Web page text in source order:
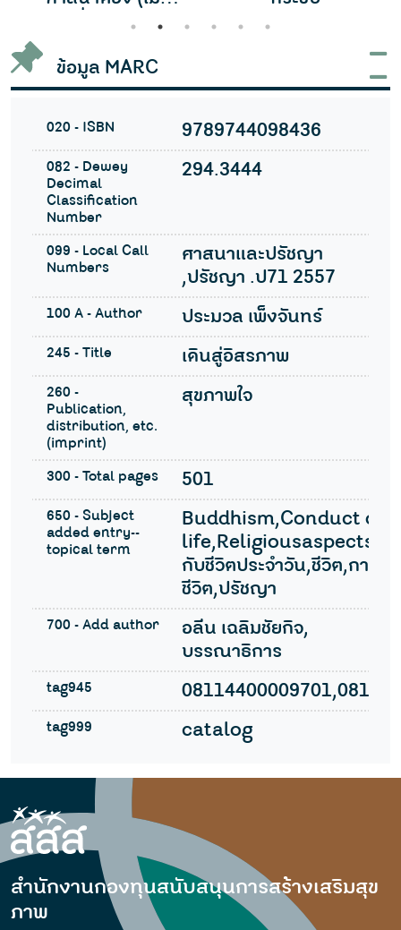
ห้ามเรื่องการเมือง
1 2 3 4 5 6
ข้อมูล MARC
020 - ISBN 9789744098436
082 - Dewey
Decimal
Classification
Number
294.3444
099 - Local Call
Numbers
ศาสนาและปรัชญา
,ปรัชญา .ป71 2557
100 A - Author ประมวล เพ็งจันทร์
245 - Title เดินสู่อิสรภาพ
260 -
Publication,
distribution, etc.
(imprint)
สุขภาพใจ
300 - Total pages 501
650 - Subject
added entry--
topical term
Buddhism,Conduct of
กับชีวิตประจำวัน,ชีวิต,การเ
ชีวิต,ปรัชญา
700 - Add author
อลีน เฉลิมชัยกิจ,
บรรณาธิการ
tag945
tag999 catalog
สำนักงานกองทุนสนับสนุนการสร้างเสริมสุข
ภาพ